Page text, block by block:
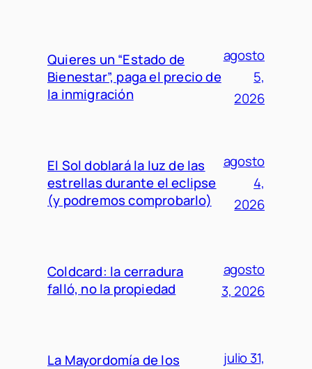
Quieres un “Estado de
Bienestar”, paga el precio de
la inmigración
agosto
5,
2026
El Sol doblará la luz de las
estrellas durante el eclipse
(y podremos comprobarlo)
agosto
4,
2026
Coldcard: la cerradura
falló, no la propiedad
agosto
3, 2026
La Mayordomía de los
julio 31,